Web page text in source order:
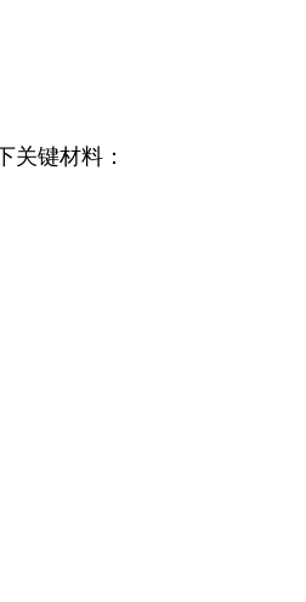
关键材料：